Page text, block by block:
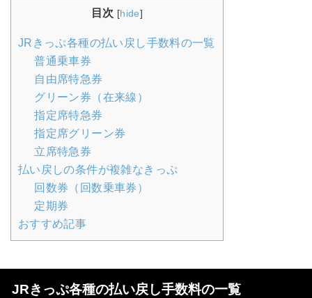
目次 [hide]
JRきっぷ各種の払い戻し手数料の一覧
普通乗車券
自由席特急券
グリーン券（在来線）
指定席特急券
指定席グリーン券
立席特急券
払い戻しの条件が複雑なきっぷ
回数券（回数乗車券）
定期券
おすすめ記事
JRきっぷ各種の払い戻し手数料の一覧